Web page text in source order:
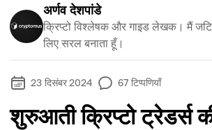
अर्णव देशपांडे
क्रिप्टो विश्लेषक और गाइड लेखक। मैं
लिए सरल बनाता हूँ।
23 दिसंबर 2024 67 टिप्पणियाँ
शुरुआती क्रिप्टो ट्रेडर्स